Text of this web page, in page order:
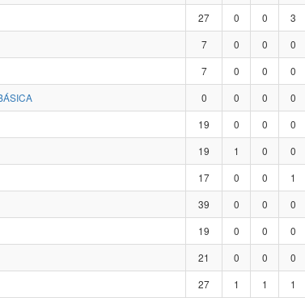
27 0 0 3
7 0 0 0
7 0 0 0
0 0 0 0
19 0 0 0
19 1 0 0
17 0 0 1
39 0 0 0
19 0 0 0
21 0 0 0
27 1 1 1